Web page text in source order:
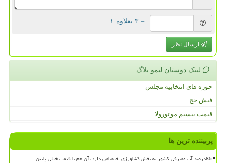
= ۳ بعلاوه ۱
ارسال نظر
لینک دوستان لیمو بلاگ
حوزه های انتخابیه مجلس
فیش حج
قیمت بیسیم موتورولا
پربیننده ترین ها
85درصد آب مصرفی کشور به بخش کشاورزی اختصاص دارد، آن هم با قیمت خیلی پایین